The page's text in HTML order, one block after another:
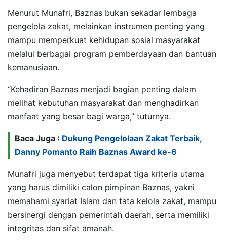
Menurut Munafri, Baznas bukan sekadar lembaga
pengelola zakat, melainkan instrumen penting yang
mampu memperkuat kehidupan sosial masyarakat
melalui berbagai program pemberdayaan dan bantuan
kemanusiaan.
“Kehadiran Baznas menjadi bagian penting dalam
melihat kebutuhan masyarakat dan menghadirkan
manfaat yang besar bagi warga,” tuturnya.
Baca Juga : Dukung Pengelolaan Zakat Terbaik,
Danny Pomanto Raih Baznas Award ke-6
Munafri juga menyebut terdapat tiga kriteria utama
yang harus dimiliki calon pimpinan Baznas, yakni
memahami syariat Islam dan tata kelola zakat, mampu
bersinergi dengan pemerintah daerah, serta memiliki
integritas dan sifat amanah.